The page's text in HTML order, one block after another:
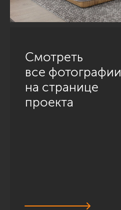
Смотреть
все фотографии
на странице
проекта